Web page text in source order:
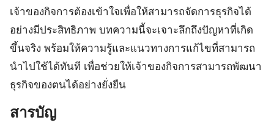
เจ้าของกิจการต้องเข้าใจเพื่อให้สามารถจัดการธุรกิจได้
อย่างมีประสิทธิภาพ บทความนี้จะเจาะลึกถึงปัญหาที่เกิด
ขึ้นจริง พร้อมให้ความรู้และแนวทางการแก้ไขที่สามารถ
นำไปใช้ได้ทันที เพื่อช่วยให้เจ้าของกิจการสามารถพัฒนา
ธุรกิจของตนได้อย่างยั่งยืน
สารบัญ